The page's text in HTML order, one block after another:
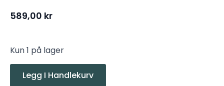
589,00 kr
Kun 1 på lager
Legg I Handlekurv